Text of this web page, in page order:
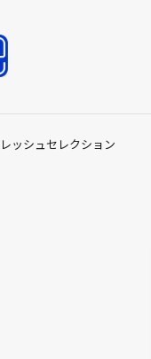
ッシュセレクション